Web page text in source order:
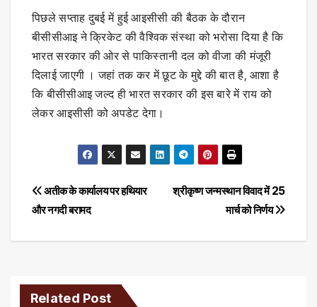
पिछले सप्ताह दुबई में हुई आइसीसी की बैठक के दौरान
बीसीसीआइ ने क्रिकेट की वैश्विक संस्था को भरोसा दिया है कि
भारत सरकार की ओर से पाकिस्तानी दल को वीजा की मंजूरी
दिलाई जाएगी । जहां तक कर में छूट के मुद्दे की बात है, आशा है
कि बीसीसीआइ जल्द ही भारत सरकार की इस बारे में राय को
लेकर आइसीसी को अपडेट देगा।
Post
navigation
श्रीकृष्ण जन्मस्थान विवाद में 25
मार्च को निर्णय
अतीक के कार्यालय पर हथियार
और नगदी बरामद
Related Post